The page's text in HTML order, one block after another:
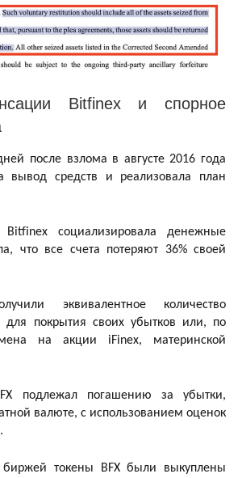
Bitfinex и спорное
после взлома в августе 2016 года
вывод средств и реализовала план
социализировала денежные
что все счета потеряют 36% своей
эквивалентное количество
для покрытия своих убытков или, по
на акции iFinex, материнской
подлежал погашению за убытки,
валюте, с использованием оценок
токены BFX были выкуплены